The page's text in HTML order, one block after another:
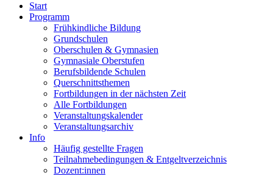
Start
Programm
Frühkindliche Bildung
Grundschulen
Oberschulen & Gymnasien
Gymnasiale Oberstufen
Berufsbildende Schulen
Querschnittsthemen
Fortbildungen in der nächsten Zeit
Alle Fortbildungen
Veranstaltungskalender
Veranstaltungsarchiv
Info
Häufig gestellte Fragen
Teilnahmebedingungen & Entgeltverzeichnis
Dozent:innen